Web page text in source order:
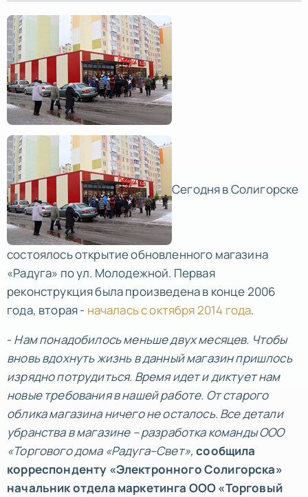
Сегодня в Солигорске
состоялось открытие обновленного магазина
«Радуга» по ул. Молодежной. Первая
реконструкция была произведена в конце 2006
года, вторая - началась с октября 2014 года.
- Нам понадобилось меньше двух месяцев. Чтобы
вновь вдохнуть жизнь в данный магазин пришлось
изрядно потрудиться. Время идет и диктует нам
новые требования в нашей работе. От старого
облика магазина ничего не осталось. Все детали
убранства в магазине – разработка команды ООО
«Торгового дома «Радуга–Свет», сообщила
корреспонденту «Электронного Солигорска»
начальник отдела маркетинга ООО «Торговый